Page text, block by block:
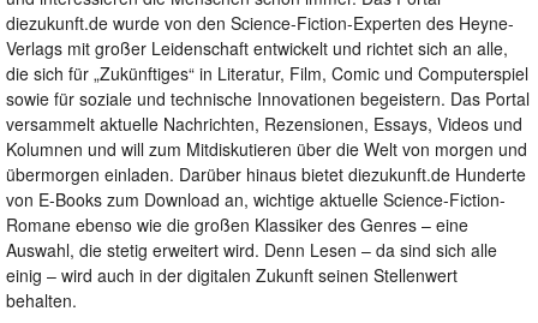
diezukunft.de wurde von den Science-Fiction-Experten des Heyne-
Verlags mit großer Leidenschaft entwickelt und richtet sich an alle,
die sich für „Zukünftiges“ in Literatur, Film, Comic und Computerspiel
sowie für soziale und technische Innovationen begeistern. Das Portal
versammelt aktuelle Nachrichten, Rezensionen, Essays, Videos und
Kolumnen und will zum Mitdiskutieren über die Welt von morgen und
übermorgen einladen. Darüber hinaus bietet diezukunft.de Hunderte
von E-Books zum Download an, wichtige aktuelle Science-Fiction-
Romane ebenso wie die großen Klassiker des Genres – eine
Auswahl, die stetig erweitert wird. Denn Lesen – da sind sich alle
einig – wird auch in der digitalen Zukunft seinen Stellenwert
behalten.